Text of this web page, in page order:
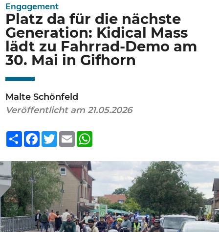
Engagement
Platz da für die nächste
Generation: Kidical Mass
lädt zu Fahrrad-Demo am
30. Mai in Gifhorn
Malte Schönfeld
Veröffentlicht am 21.05.2026
TeilenFacebook
Twitter
EmailWhatsApp